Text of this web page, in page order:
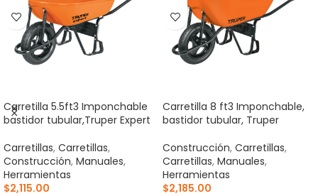
Carretilla 5.5ft3 Imponchable
bastidor tubular,Truper Expert
Carretillas, Carretillas,
Construcción, Manuales,
Herramientas
$2,115.00
Carretilla 8 ft3 Imponchable,
bastidor tubular, Truper
Construcción, Carretillas,
Carretillas, Manuales,
Herramientas
$2,185.00